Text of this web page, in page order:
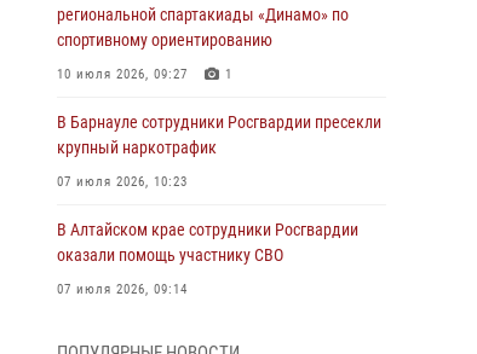
региональной спартакиады «Динамо» по
спортивному ориентированию
10 июля 2026, 09:27 1
В Барнауле сотрудники Росгвардии пресекли
крупный наркотрафик
07 июля 2026, 10:23
В Алтайском крае сотрудники Росгвардии
оказали помощь участнику СВО
07 июля 2026, 09:14